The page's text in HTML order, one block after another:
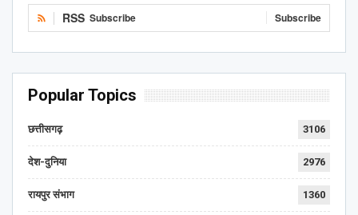
RSS Subscribe Subscribe
Popular Topics
छत्तीसगढ़ 3106
देश-दुनिया 2976
रायपुर संभाग 1360